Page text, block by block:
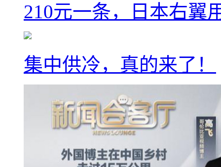
210元一条，日本右翼
集中供冷，真的来了！